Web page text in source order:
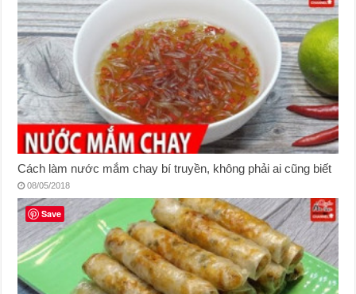
Cách làm nước mắm chay bí truyền, không phải ai cũng biết
08/05/2018
Save